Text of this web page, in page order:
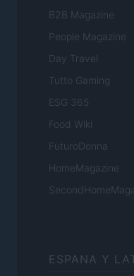
B2B Magazine
People Magazine
Day Travel
Tutto Gaming
ESG 365
Food Wiki
FuturoDonna
HomeMagazine
ESPANA Y